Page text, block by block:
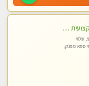
אשקלון- מעסה מקצועית חדשה ואיכותית לעיסוי מרגיע ומפנק VIP-מומלץ לחלוטין! פרטי! ​​​​​​ Highly recommended
עיסוי
ספא מפנק,